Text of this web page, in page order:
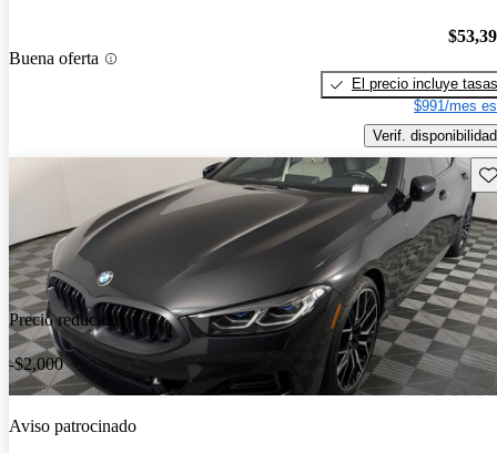
Buena oferta
El precio incluye tasas
$991/mes
Verif. disponibilidad
Precio reducido
-$2,000
Aviso patrocinado